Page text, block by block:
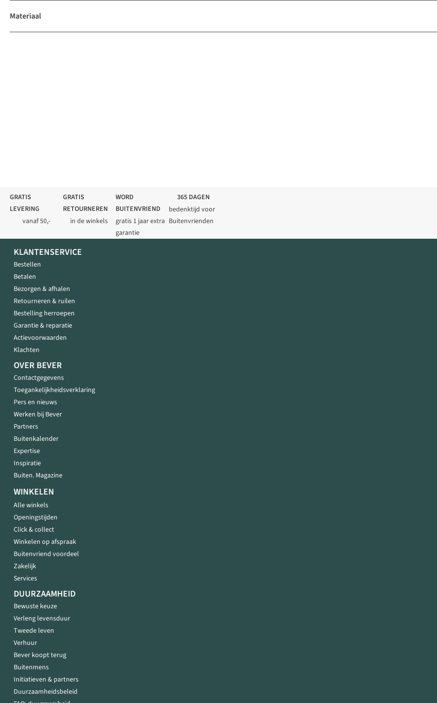
Materiaal
GRATIS
LEVERING
vanaf 50,-
GRATIS
RETOURNEREN
in de winkels
WORD
BUITENVRIEND
gratis 1 jaar extra
garantie
365 DAGEN
bedenktijd voor
Buitenvrienden
KLANTENSERVICE
Bestellen
Betalen
Bezorgen & afhalen
Retourneren & ruilen
Bestelling herroepen
Garantie & reparatie
Actievoorwaarden
Klachten
OVER BEVER
Contactgegevens
Toegankelijkheidsverklaring
Pers en nieuws
Werken bij Bever
Partners
Buitenkalender
Expertise
Inspiratie
Buiten. Magazine
WINKELEN
Alle winkels
Openingstijden
Click & collect
Winkelen op afspraak
Buitenvriend voordeel
Zakelijk
Services
DUURZAAMHEID
Bewuste keuze
Verleng levensduur
Tweede leven
Verhuur
Bever koopt terug
Buitenmens
Initiatieven & partners
Duurzaamheidsbeleid